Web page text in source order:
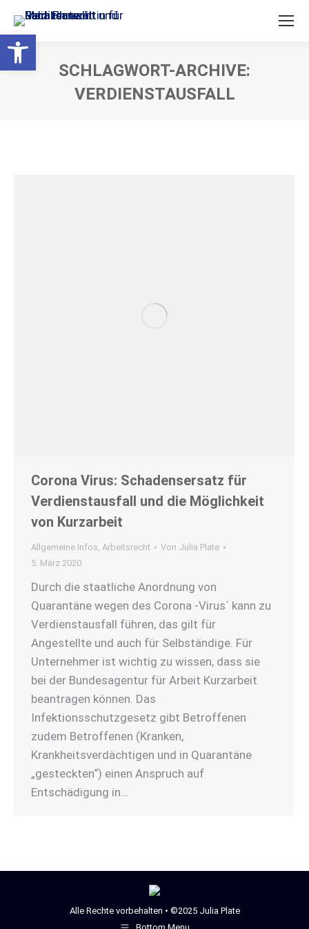
Open toolbar
SCHLAGWORT-ARCHIVE:
VERDIENSTAUSFALL
Corona Virus: Schadensersatz für
Verdienstausfall und die Möglichkeit
von Kurzarbeit
Allgemeine Infos, Arbeitsrecht Von Julia Plate
5. März 2020
Durch die staatliche Anordnung von
Quarantäne wegen des Corona -Virus´ kann zu
Verdienstausfall führen, das gilt für
Angestellte und auch für Selbständige. Für
Unternehmer ist wichtig zu wissen, dass sie
bei der Bundesagentur für Arbeit Kurzarbeit
beantragen können. Das
Infektionsschutzgesetz gibt Betroffenen
zudem Betroffenen (Kranken,
Krankheitsverdächtigen und in Quarantäne
„gesteckten“) einen Anspruch auf
Entschädigung in…
Alle Rechte vorbehalten • ©2025 Julia Plate